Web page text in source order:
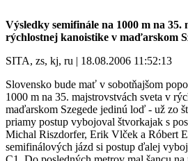
Výsledky semifinále na 1000 m na 35.
rýchlostnej kanoistike v maďarskom
SITA, zs, kj, ru | 18.08.2006 11:52:13
Slovensko bude mať v sobotňajšom
1000 m na 35. majstrovstvách sveta v
maďarskom Szegede jedinú loď - už zo
priamy postup vybojoval štvorkajak s
Michal Riszdorfer, Erik Vlček a Róbert
semifinálových jázd si postup ďalej